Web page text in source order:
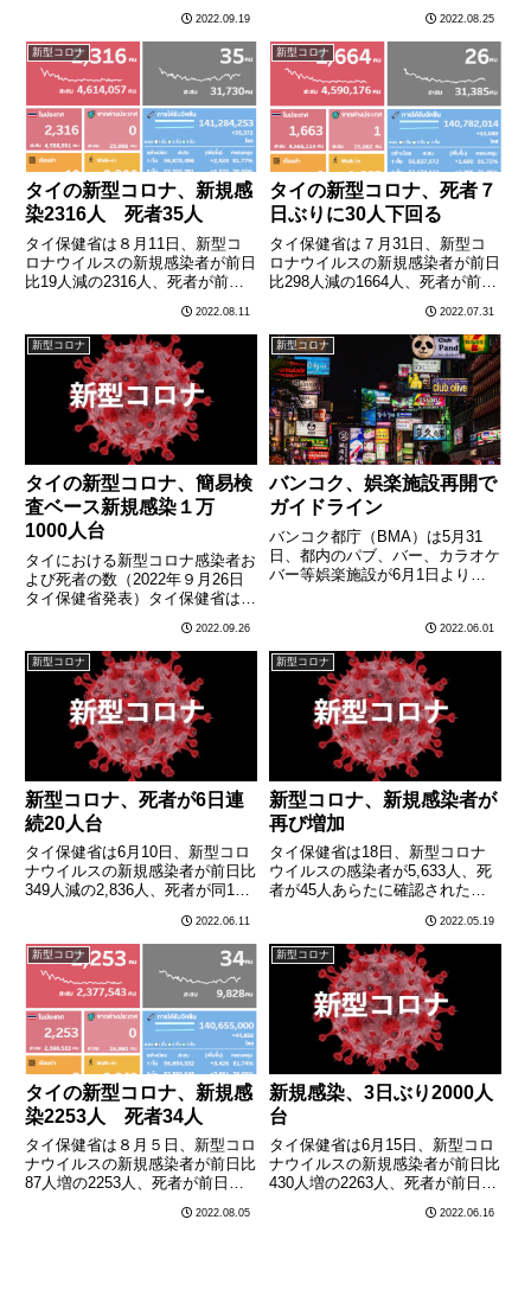
たに受けた人の数は９万5966人
（通院ベース）だったと発表し
た。通院ベースでの感染者は１日
平均１万3709人。これま………
2022.09.19
緩和する方針を発表した。これに
より、９月７日以降は、３回のワ
クチン接種が完了していることを
条件に陰性証明の提示が不要と
な………
2022.08.25
新型コロナ
タイの新型コロナ、新規感
染2316人 死者35人
タイ保健省は８月11日、新型コ
ロナウイルスの新規感染者が前日
比19人減の2316人、死者が前日
した。死者が30人を上回るのは
７日連続。
2022.08.11
新型コロナ
タイの新型コロナ、死者７
日ぶりに30人下回る
タイ保健省は７月31日、新型コ
ロナウイルスの新規感染者が前日
比298人減の1664人、死者が前日
した。死者が30人を下回るのは
７日ぶり。
2022.07.31
新型コロナ
タイの新型コロナ、簡易検
査ベース新規感染１万
1000人台
タイにおける新型コロナ感染者お
よび死者の数（2022年９月26日
タイ保健省発表）タイ保健省は９
簡易検査（ATK）で９月18日～９
月24日に陽性となり、通院治療
や在宅療養をあらたに受けた人の
数は８万1258人（通………
2022.09.26
新型コロナ
バンコク、娯楽施設再開で
ガイドライン
バンコク都庁（BMA）は5月31
日、都内のパブ、バー、カラオケ
バー等娯楽施設が6月1日より営
感染症対策の基本対応等を定める
ガイドラインを発出した。同ガイ
ドラインによると、営業再開
が………
2022.06.01
新型コロナ
新型コロナ、死者が6日連
続20人台
タイ保健省は6月10日、新型コロ
ナウイルスの新規感染者が前日比
349人減の2,836人、死者が同1人
都県別で新規感染者の多かったの
は以下の通り。１．バンコ
ク 1,720人２．チェン
マイ 240人………
2022.06.11
新型コロナ
新型コロナ、新規感染者が
再び増加
タイ保健省は18日、新型コロナ
ウイルスの感染者が5,633人、死
者が45人あらたに確認されたと
で5日連続で減少していたが、前
の日から増加した。前日の発表で
は、新規感染者が3,893人、死者
が38人だった。
2022.05.19
新型コロナ
タイの新型コロナ、新規感
染2253人 死者34人
タイ保健省は８月５日、新型コロ
ナウイルスの新規感染者が前日比
87人増の2253人、死者が前日比
2022.08.05
新型コロナ
新規感染、3日ぶり2000人
台
タイ保健省は6月15日、新型コロ
ナウイルスの新規感染者が前日比
430人増の2263人、死者が前日比
た。新規感染者は3日ぶりに2000
2022.06.16